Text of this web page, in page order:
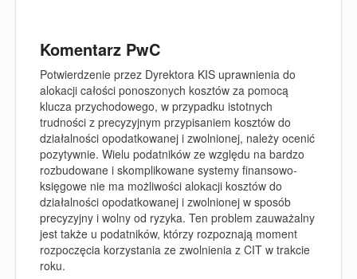
Komentarz PwC
Potwierdzenie przez Dyrektora KIS uprawnienia do
alokacji całości ponoszonych kosztów za pomocą
klucza przychodowego, w przypadku istotnych
trudności z precyzyjnym przypisaniem kosztów do
działalności opodatkowanej i zwolnionej, należy ocenić
pozytywnie. Wielu podatników ze względu na bardzo
rozbudowane i skomplikowane systemy finansowo-
księgowe nie ma możliwości alokacji kosztów do
działalności opodatkowanej i zwolnionej w sposób
precyzyjny i wolny od ryzyka. Ten problem zauważalny
jest także u podatników, którzy rozpoznają moment
rozpoczęcia korzystania ze zwolnienia z CIT w trakcie
roku.